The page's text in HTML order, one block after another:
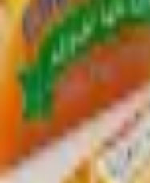
Spracheالعربية
Zurück zum Sortiment
* Produktbild KI-generiert
Süßwaren & Gebäck